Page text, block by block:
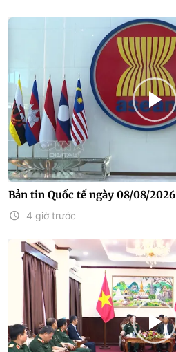
Bản tin Quốc tế ngày 08/08/2026
4 giờ trước